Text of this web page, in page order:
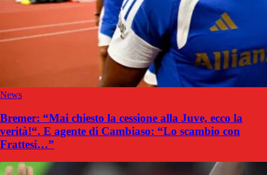
News
Bremer: “Mai chiesto la cessione alla Juve, ecco la
verità!“. E agente di Cambiaso: “Lo scambio con
Frattesi…”